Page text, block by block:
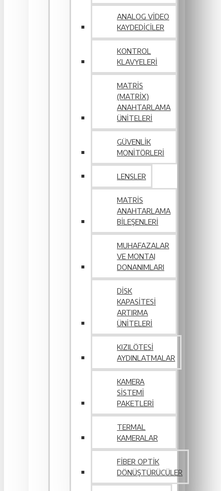
ANALOG VIDEO
KAYDEDICILER
KONTROL
KLAVYELERI
MATRIS
(MATRIX)
ANAHTARLAMA
ÜNITELERI
GÜVENLIK
MONITÖRLERI
LENSLER
MATRIS
ANAHTARLAMA
BILEŞENLERI
MUHAFAZALAR
VE MONTAJ
DONANIMLARI
DISK
KAPASITESI
ARTIRMA
ÜNITELERI
KIZILÖTESI
AYDINLATMALAR
KAMERA
SISTEMI
PAKETLERI
TERMAL
KAMERALAR
FIBER OPTIK
DÖNÜŞTÜRÜCÜLER